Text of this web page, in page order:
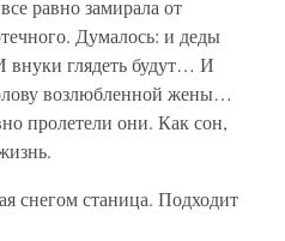
равно замирала от
Думалось: и деды
внуки глядеть будут… И
возлюбленной жены…
пролетели они. Как сон,
снегом станица. Подходит